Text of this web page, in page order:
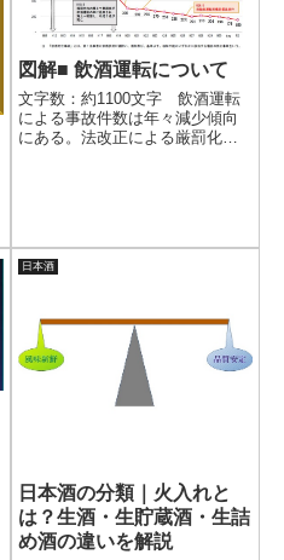
図解■ 飲酒運転について
文字数：約1100文字 飲酒運転
による事故件数は年々減少傾向
にある。法改正による厳罰化が
の1/8...
日本酒
日本酒の分類｜火入れと
は？生酒・生貯蔵酒・生詰
め酒の違いを解説